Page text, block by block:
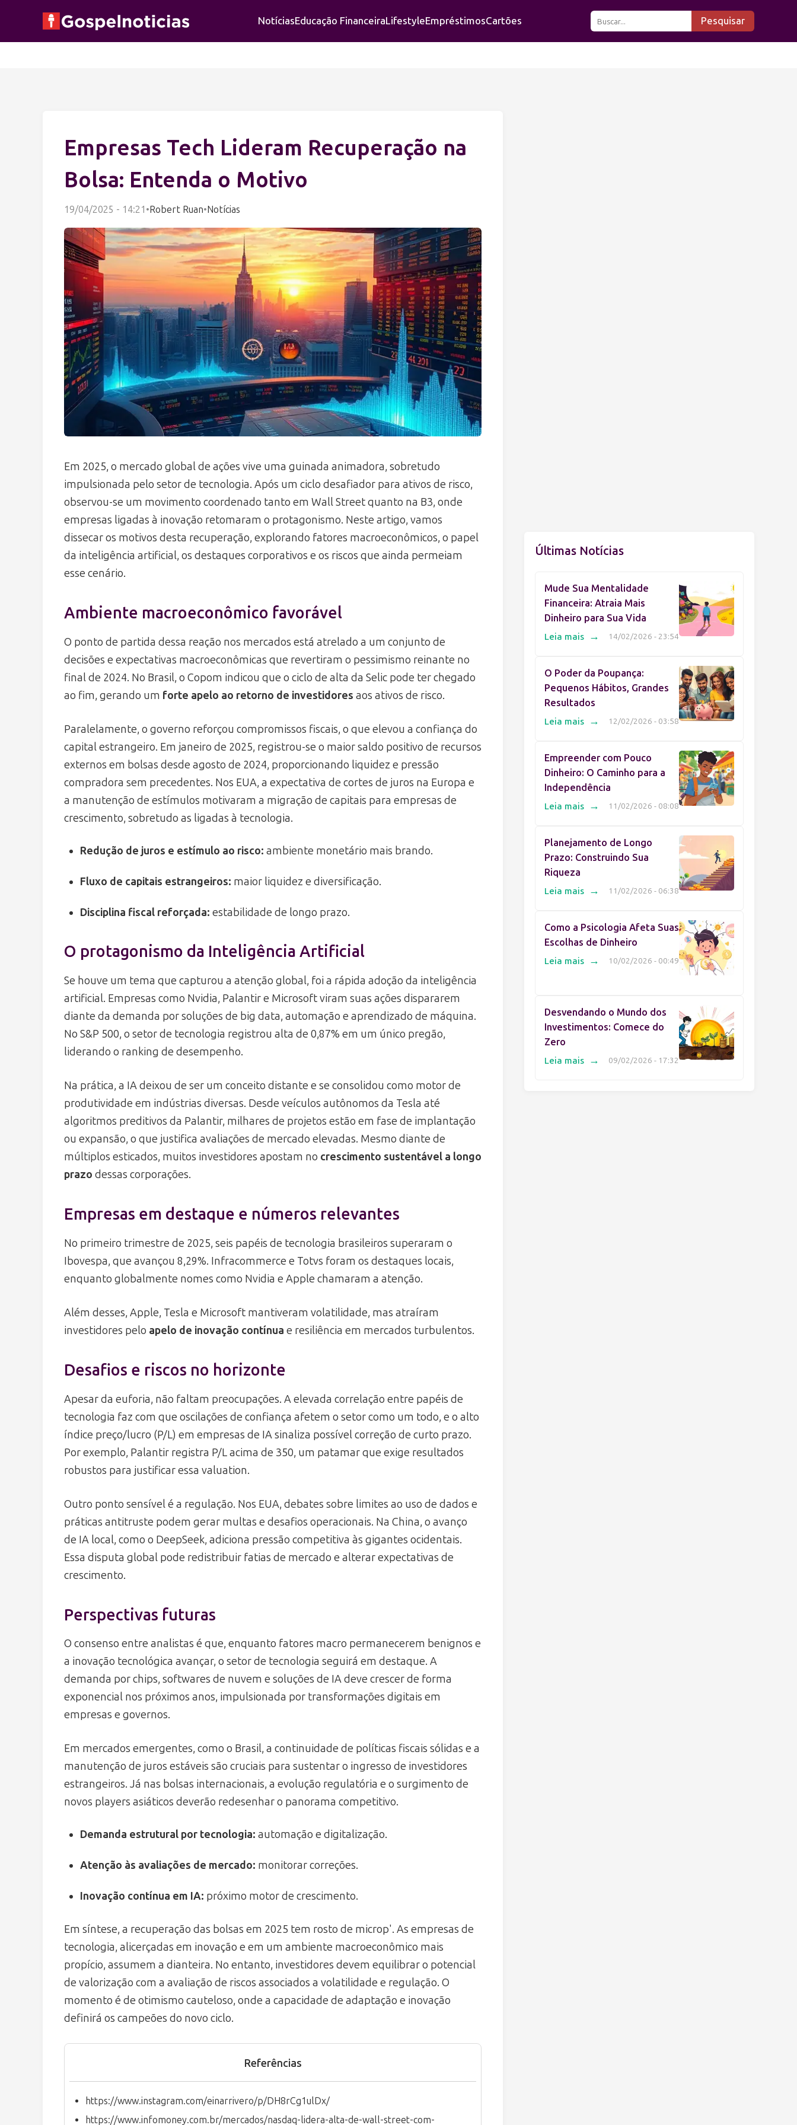
NotíciasEducação FinanceiraLifestyleEmpréstimosCartões Pesquisar
Empresas Tech Lideram Recuperação na
Bolsa: Entenda o Motivo
19/04/2025 - 14:21 •Robert Ruan•Notícias
Em 2025, o mercado global de ações vive uma guinada animadora, sobretudo
impulsionada pelo setor de tecnologia. Após um ciclo desafiador para ativos de risco,
observou-se um movimento coordenado tanto em Wall Street quanto na B3, onde
empresas ligadas à inovação retomaram o protagonismo. Neste artigo, vamos
dissecar os motivos desta recuperação, explorando fatores macroeconômicos, o papel
da inteligência artificial, os destaques corporativos e os riscos que ainda permeiam
esse cenário.
Ambiente macroeconômico favorável
O ponto de partida dessa reação nos mercados está atrelado a um conjunto de
decisões e expectativas macroeconômicas que revertiram o pessimismo reinante no
final de 2024. No Brasil, o Copom indicou que o ciclo de alta da Selic pode ter chegado
ao fim, gerando um forte apelo ao retorno de investidores aos ativos de risco.
Paralelamente, o governo reforçou compromissos fiscais, o que elevou a confiança do
capital estrangeiro. Em janeiro de 2025, registrou-se o maior saldo positivo de recursos
externos em bolsas desde agosto de 2024, proporcionando liquidez e pressão
compradora sem precedentes. Nos EUA, a expectativa de cortes de juros na Europa e
a manutenção de estímulos motivaram a migração de capitais para empresas de
crescimento, sobretudo as ligadas à tecnologia.
Redução de juros e estímulo ao risco: ambiente monetário mais brando.
Fluxo de capitais estrangeiros: maior liquidez e diversificação.
Disciplina fiscal reforçada: estabilidade de longo prazo.
O protagonismo da Inteligência Artificial
Se houve um tema que capturou a atenção global, foi a rápida adoção da inteligência
artificial. Empresas como Nvidia, Palantir e Microsoft viram suas ações dispararem
diante da demanda por soluções de big data, automação e aprendizado de máquina.
No S&P 500, o setor de tecnologia registrou alta de 0,87% em um único pregão,
liderando o ranking de desempenho.
Na prática, a IA deixou de ser um conceito distante e se consolidou como motor de
produtividade em indústrias diversas. Desde veículos autônomos da Tesla até
algoritmos preditivos da Palantir, milhares de projetos estão em fase de implantação
ou expansão, o que justifica avaliações de mercado elevadas. Mesmo diante de
múltiplos esticados, muitos investidores apostam no crescimento sustentável a longo
prazo dessas corporações.
Empresas em destaque e números relevantes
No primeiro trimestre de 2025, seis papéis de tecnologia brasileiros superaram o
Ibovespa, que avançou 8,29%. Infracommerce e Totvs foram os destaques locais,
enquanto globalmente nomes como Nvidia e Apple chamaram a atenção.
Além desses, Apple, Tesla e Microsoft mantiveram volatilidade, mas atraíram
investidores pelo apelo de inovação contínua e resiliência em mercados turbulentos.
Desafios e riscos no horizonte
Apesar da euforia, não faltam preocupações. A elevada correlação entre papéis de
tecnologia faz com que oscilações de confiança afetem o setor como um todo, e o alto
índice preço/lucro (P/L) em empresas de IA sinaliza possível correção de curto prazo.
Por exemplo, Palantir registra P/L acima de 350, um patamar que exige resultados
robustos para justificar essa valuation.
Outro ponto sensível é a regulação. Nos EUA, debates sobre limites ao uso de dados e
práticas antitruste podem gerar multas e desafios operacionais. Na China, o avanço
de IA local, como o DeepSeek, adiciona pressão competitiva às gigantes ocidentais.
Essa disputa global pode redistribuir fatias de mercado e alterar expectativas de
crescimento.
Perspectivas futuras
O consenso entre analistas é que, enquanto fatores macro permanecerem benignos e
a inovação tecnológica avançar, o setor de tecnologia seguirá em destaque. A
demanda por chips, softwares de nuvem e soluções de IA deve crescer de forma
exponencial nos próximos anos, impulsionada por transformações digitais em
empresas e governos.
Em mercados emergentes, como o Brasil, a continuidade de políticas fiscais sólidas e a
manutenção de juros estáveis são cruciais para sustentar o ingresso de investidores
estrangeiros. Já nas bolsas internacionais, a evolução regulatória e o surgimento de
novos players asiáticos deverão redesenhar o panorama competitivo.
Demanda estrutural por tecnologia: automação e digitalização.
Atenção às avaliações de mercado: monitorar correções.
Inovação contínua em IA: próximo motor de crescimento.
Em síntese, a recuperação das bolsas em 2025 tem rosto de microp'. As empresas de
tecnologia, alicerçadas em inovação e em um ambiente macroeconômico mais
propício, assumem a dianteira. No entanto, investidores devem equilibrar o potencial
de valorização com a avaliação de riscos associados a volatilidade e regulação. O
momento é de otimismo cauteloso, onde a capacidade de adaptação e inovação
definirá os campeões do novo ciclo.
Referências
https://www.instagram.com/einarrivero/p/DH8rCg1ulDx/
https://www.infomoney.com.br/mercados/nasdaq-lidera-alta-de-wall-street-com-
Últimas Notícias
Mude Sua Mentalidade
Financeira: Atraia Mais
Dinheiro para Sua Vida
14/02/2026 - 23:54
Leia mais →
O Poder da Poupança:
Pequenos Hábitos, Grandes
Resultados
12/02/2026 - 03:58
Leia mais →
Empreender com Pouco
Dinheiro: O Caminho para a
Independência
11/02/2026 - 08:08
Leia mais →
Planejamento de Longo
Prazo: Construindo Sua
Riqueza
11/02/2026 - 06:38
Leia mais →
Como a Psicologia Afeta Suas
Escolhas de Dinheiro
10/02/2026 - 00:49
Leia mais →
Desvendando o Mundo dos
Investimentos: Comece do
Zero
09/02/2026 - 17:32
Leia mais →